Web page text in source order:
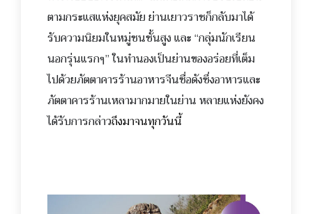
ตามกระแสแห่งยุคสมัย ย่านเยาวราชก็กลับมาได้
รับความนิยมในหมู่ชนชั้นสูง และ“กลุ่มนักเรียน
นอกรุ่นแรกๆ”ในทำนองเป็นย่านของอร่อยที่เต็ม
ไปด้วยภัตตาคารร้านอาหารจีนชื่อดังซึ่งอาหารและ
ภัตตาคารร้านเหลามากมายในย่าน หลายแห่งยังคง
ได้รับการกล่าวถึงมาจนทุกวันนี้